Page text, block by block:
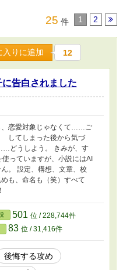
25 件 1 2
入りに追加 12
告白されました
、恋愛対象じゃなくて……ご
てしまった後から気づ
どうしよう。 きみが、す
使っていますが、小説にはAI
。 設定、構想、文章、校
も、命名も（笑）すべて
501 位 / 228,744件
83 位 / 31,416件
後悔する攻め